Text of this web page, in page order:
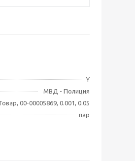
Y
МВД - Полиция
00-00005869, 0.001, 0.05
пар